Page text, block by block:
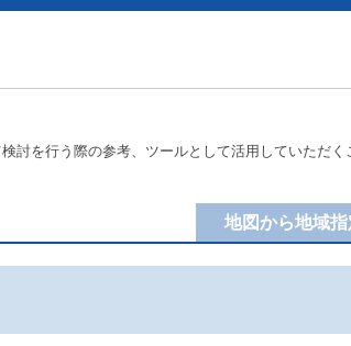
を行う際の参考、ツールとして活用していただく
地図から地域指